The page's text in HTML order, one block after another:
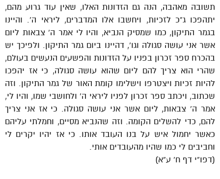
תשובה מאהבה, הנה גם הזדונות האלו, שאין עוד גרוע מהם,
יתהפכו ג”כ לזכיות, ויחשבו אלו המדברים, ליראי ה’. והיינו
בגמר התיקון, כמו שמסיק הנביא, והיו לי אמר ה’ צבאות ליום
אשר אני עושה סגולה וגו’, דהיינו ביום גמר התיקון. ולפיכך יש
בהכרח ספר זכרון בפניו על הזדונות והפשעים הנעשים בעולם,
שהרי הוא צריך להם ליום שהוא עושה סגולה, כי אז יהפכו
להיות זכיות ויצטרפו וישלימו קומת האור של גמר התיקון. וזה
שכתוב, ויכתב ספר זכרון לפניו ליראי ה’ ולחושבי שמו, והיו לי,
אמר ה’ צבאות, ליום אשר אני עושה סגולה. כי אז אני צריך
להם, כדי להשלים הקומה. וזה שהנביא מסיים, וחמלתי עליהם
כאשר יחמול איש על בנו העובד אותו. כי אז יהיו יקרים לי
וחביבים לי כמו שהיו מהעובדים אותי.
(דפו”י דף ח’ ע”א)